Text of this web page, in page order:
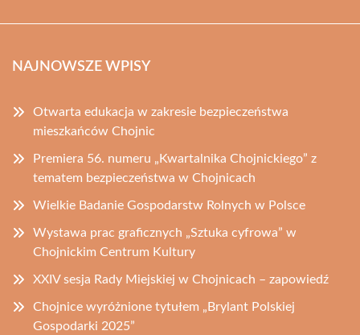
NAJNOWSZE WPISY
Otwarta edukacja w zakresie bezpieczeństwa
mieszkańców Chojnic
Premiera 56. numeru „Kwartalnika Chojnickiego” z
tematem bezpieczeństwa w Chojnicach
Wielkie Badanie Gospodarstw Rolnych w Polsce
Wystawa prac graficznych „Sztuka cyfrowa” w
Chojnickim Centrum Kultury
XXIV sesja Rady Miejskiej w Chojnicach – zapowiedź
Chojnice wyróżnione tytułem „Brylant Polskiej
Gospodarki 2025”